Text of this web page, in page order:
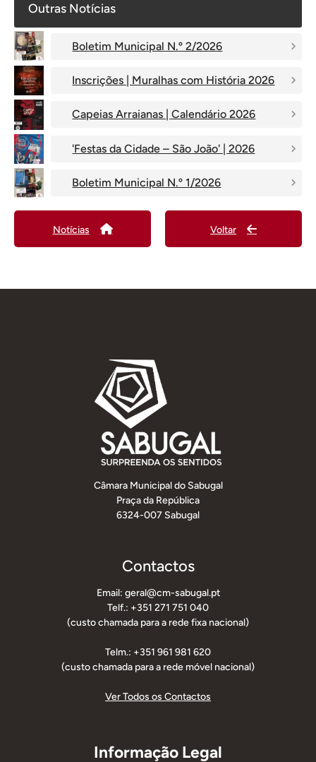
Outras Notícias
Boletim Municipal N.º 2/2026
Inscrições | Muralhas com História 2026
Capeias Arraianas | Calendário 2026
'Festas da Cidade – São João' | 2026
Boletim Municipal N.º 1/2026
Notícias Voltar
Câmara Municipal do Sabugal
Praça da República
6324-007 Sabugal
Contactos
Email: geral@cm-sabugal.pt
Telf.: +351 271 751 040
(custo chamada para a rede fixa nacional)
Telm.: +351 961 981 620
(custo chamada para a rede móvel nacional)
Ver Todos os Contactos
Informação Legal